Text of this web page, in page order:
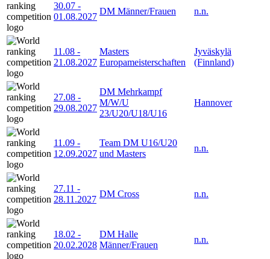
30.07 -
01.08.2027
DM Männer/Frauen n.n.
11.08 -
21.08.2027
Masters
Europameisterschaften
Jyväskylä
(Finnland)
27.08 -
29.08.2027
DM Mehrkampf
M/W/U
23/U20/U18/U16
Hannover
11.09 -
12.09.2027
Team DM U16/U20
und Masters
n.n.
27.11 -
28.11.2027
DM Cross n.n.
18.02 -
20.02.2028
DM Halle
Männer/Frauen
n.n.